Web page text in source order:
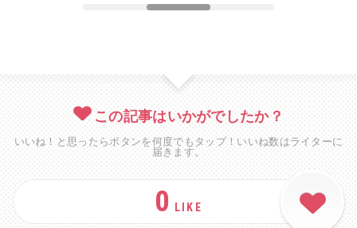
この記事はいかがでしたか？
いいね！と思ったらボタンを何度でもタップ！いいね数はライターに
届きます。
0 LIKE